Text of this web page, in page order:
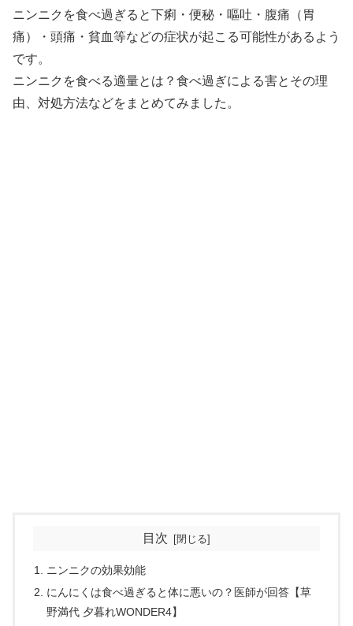
ニンニクを食べ過ぎると下痢・便秘・嘔吐・腹痛（胃
痛）・頭痛・貧血等などの症状が起こる可能性があるよう
です。
ニンニクを食べる適量とは？食べ過ぎによる害とその理
由、対処方法などをまとめてみました。
目次
ニンニクの効果効能
にんにくは食べ過ぎると体に悪いの？医師が回答【草
野満代 夕暮れWONDER4】